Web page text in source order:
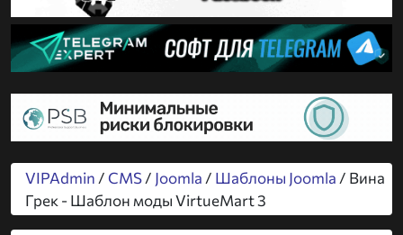
VIPAdmin / CMS/ Joomla / Шаблоны Joomla / Вина
Грек - Шаблон моды VirtueMart 3